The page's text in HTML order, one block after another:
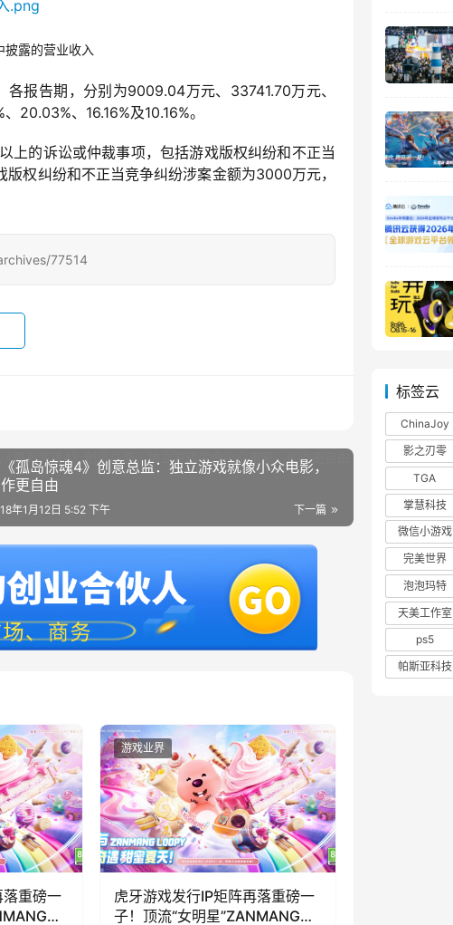
露的营业收入
报告期，分别为9009.04万元、33741.70万元、
、16.16%及10.16%。
上的诉讼或仲裁事项，包括游戏版权纠纷和不正当
权纠纷和不正当竞争纠纷涉案金额为3000万元，
77514
孤岛惊魂4》创意总监：独立游戏就像小众电影，
更自由
下一篇
年1月12日 5:52 下午
落重磅一
游戏业界
虎牙游戏发行IP矩阵再落重磅一
子！顶流“女明星”ZANMANG
标签云
ChinaJoy
影之刃零
TGA
掌慧科技
微信小游戏
完美世界
泡泡玛特
天美工作室
ps5
帕斯亚科技